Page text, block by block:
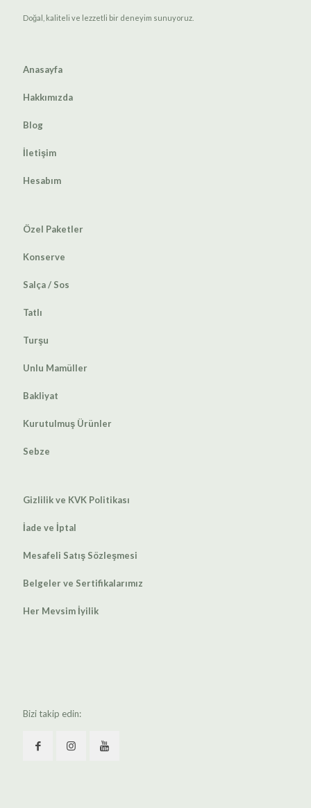
Doğal, kaliteli ve lezzetli bir deneyim sunuyoruz.
Anasayfa
Hakkımızda
Blog
İletişim
Hesabım
Özel Paketler
Konserve
Salça / Sos
Tatlı
Turşu
Unlu Mamüller
Bakliyat
Kurutulmuş Ürünler
Sebze
Gizlilik ve KVK Politikası
İade ve İptal
Mesafeli Satış Sözleşmesi
Belgeler ve Sertifikalarımız
Her Mevsim İyilik
Bizi takip edin: